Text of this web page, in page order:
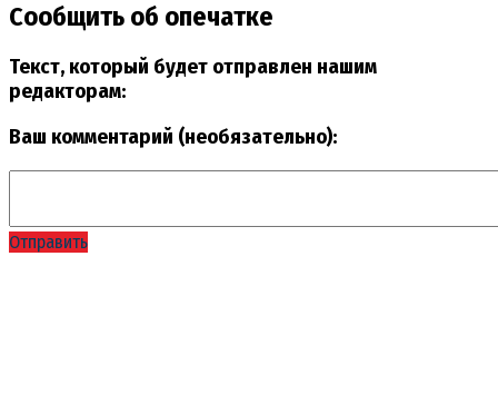
Сообщить об опечатке
Текст, который будет отправлен нашим
редакторам:
Ваш комментарий (необязательно):
Отправить